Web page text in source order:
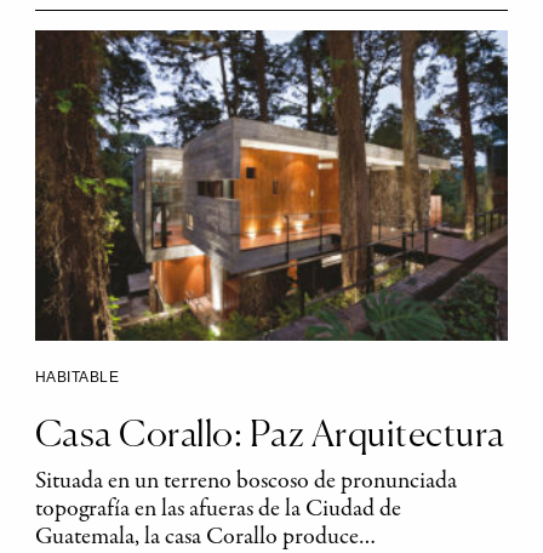
HABITABLE
Casa Corallo: Paz Arquitectura
Situada en un terreno boscoso de pronunciada
topografía en las afueras de la Ciudad de
Guatemala, la casa Corallo produce…